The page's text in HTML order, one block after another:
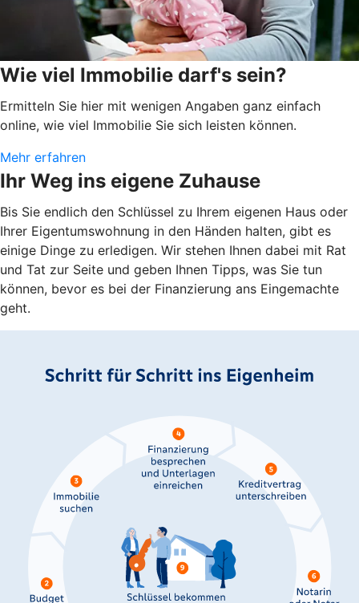
Wie viel Immobilie darf's sein?
Ermitteln Sie hier mit wenigen Angaben ganz einfach
online, wie viel Immobilie Sie sich leisten können.
Mehr erfahren
Ihr Weg ins eigene Zuhause
Bis Sie endlich den Schlüssel zu Ihrem eigenen Haus oder
Ihrer Eigentumswohnung in den Händen halten, gibt es
einige Dinge zu erledigen. Wir stehen Ihnen dabei mit Rat
und Tat zur Seite und geben Ihnen Tipps, was Sie tun
können, bevor es bei der Finanzierung ans Eingemachte
geht.